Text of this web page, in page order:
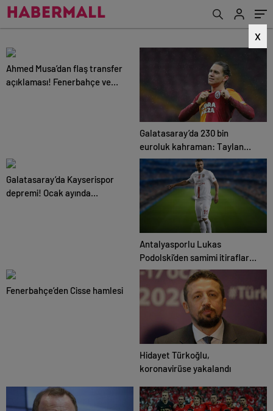
X
Ahmed Musa’dan flaş transfer
açıklaması! Fenerbahçe ve
Galatasaray’da 230 bin
euroluk kahraman: Taylan
Antalyalı!.
Galatasaray’da Kayserispor
depremi! Ocak ayında
Antalyasporlu Lukas
Podolski’den samimi itiraflar
“Türkiye benim ikinci vatanım”
Fenerbahçe’den Cisse hamlesi
Hidayet Türkoğlu,
koronavirüse yakalandı